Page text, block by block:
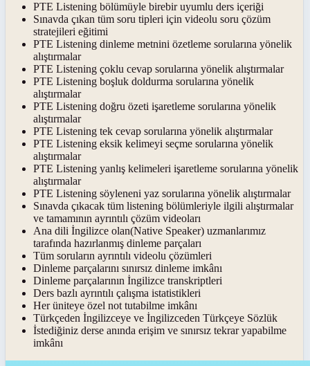
PTE Listening bölümüyle birebir uyumlu ders içeriği
Sınavda çıkan tüm soru tipleri için videolu soru çözüm
stratejileri eğitimi
PTE Listening dinleme metnini özetleme sorularına yönelik
alıştırmalar
PTE Listening çoklu cevap sorularına yönelik alıştırmalar
PTE Listening boşluk doldurma sorularına yönelik
alıştırmalar
PTE Listening doğru özeti işaretleme sorularına yönelik
alıştırmalar
PTE Listening tek cevap sorularına yönelik alıştırmalar
PTE Listening eksik kelimeyi seçme sorularına yönelik
alıştırmalar
PTE Listening yanlış kelimeleri işaretleme sorularına yönelik
alıştırmalar
PTE Listening söyleneni yaz sorularına yönelik alıştırmalar
Sınavda çıkacak tüm listening bölümleriyle ilgili alıştırmalar
ve tamamının ayrıntılı çözüm videoları
Ana dili İngilizce olan(Native Speaker) uzmanlarımız
tarafında hazırlanmış dinleme parçaları
Tüm soruların ayrıntılı videolu çözümleri
Dinleme parçalarını sınırsız dinleme imkânı
Dinleme parçalarının İngilizce transkriptleri
Ders bazlı ayrıntılı çalışma istatistikleri
Her üniteye özel not tutabilme imkânı
Türkçeden İngilizceye ve İngilizceden Türkçeye Sözlük
İstediğiniz derse anında erişim ve sınırsız tekrar yapabilme
imkânı